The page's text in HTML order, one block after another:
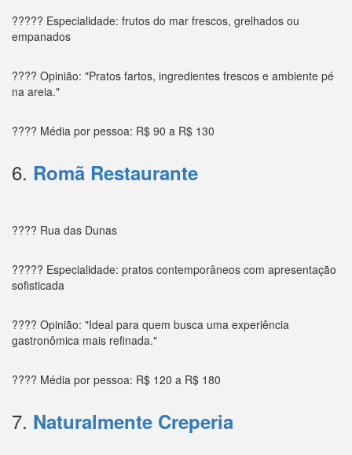
????? Especialidade: frutos do mar frescos, grelhados ou
empanados
???? Opinião: "Pratos fartos, ingredientes frescos e ambiente pé
na areia."
???? Média por pessoa: R$ 90 a R$ 130
6. Romã Restaurante
???? Rua das Dunas
????? Especialidade: pratos contemporâneos com apresentação
sofisticada
???? Opinião: "Ideal para quem busca uma experiência
gastronômica mais refinada."
???? Média por pessoa: R$ 120 a R$ 180
7. Naturalmente Creperia